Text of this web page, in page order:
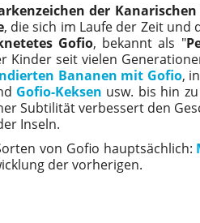
der
, die sich im Laufe der Zeit und
Gofio, bekannt als "
Kinder seit vielen
Bananen mit Gofio,
Gofio-Keksen usw. bis hin
Subtilität verbessert den
Inseln.
von Gofio hauptsächlich:
der vorherigen.